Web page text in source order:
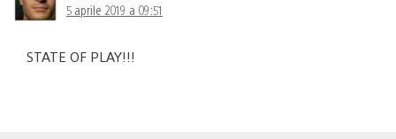
5 aprile 2019 a 09:51
STATE OF PLAY!!!